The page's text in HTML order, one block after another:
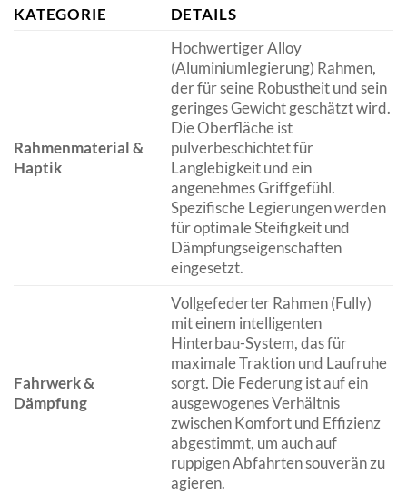
KATEGORIE DETAILS
Rahmenmaterial &
Haptik
Hochwertiger Alloy
(Aluminiumlegierung) Rahmen,
der für seine Robustheit und sein
geringes Gewicht geschätzt wird.
Die Oberfläche ist
pulverbeschichtet für
Langlebigkeit und ein
angenehmes Griffgefühl.
Spezifische Legierungen werden
für optimale Steifigkeit und
Dämpfungseigenschaften
eingesetzt.
Fahrwerk &
Dämpfung
Vollgefederter Rahmen (Fully)
mit einem intelligenten
Hinterbau-System, das für
maximale Traktion und Laufruhe
sorgt. Die Federung ist auf ein
ausgewogenes Verhältnis
zwischen Komfort und Effizienz
abgestimmt, um auch auf
ruppigen Abfahrten souverän zu
agieren.